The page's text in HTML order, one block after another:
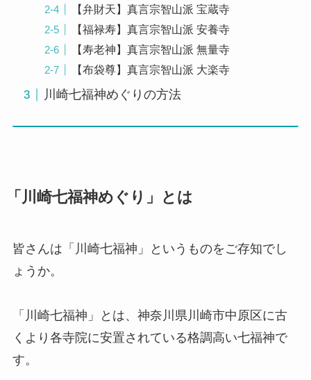
【弁財天】真言宗智山派 宝蔵寺
【福禄寿】真言宗智山派 安養寺
【寿老神】真言宗智山派 無量寺
【布袋尊】真言宗智山派 大楽寺
川崎七福神めぐりの方法
「川崎七福神めぐり」とは
皆さんは「川崎七福神」というものをご存知でし
ょうか。
「川崎七福神」とは、神奈川県川崎市中原区に古
くより各寺院に安置されている格調高い七福神で
す。